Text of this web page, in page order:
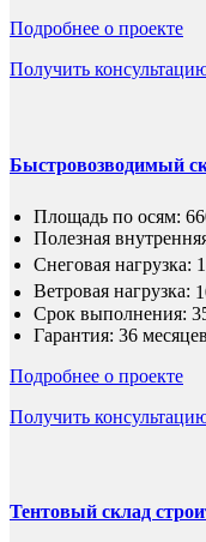
Подробнее о проекте
Получить
Быстровозводимый
Площадь по осям:
Полезная
Снеговая нагрузка:
Ветровая нагрузка:
Срок выполнения:
Гарантия: 36 месяцев
Подробнее о проекте
Получить
Тентовый склад